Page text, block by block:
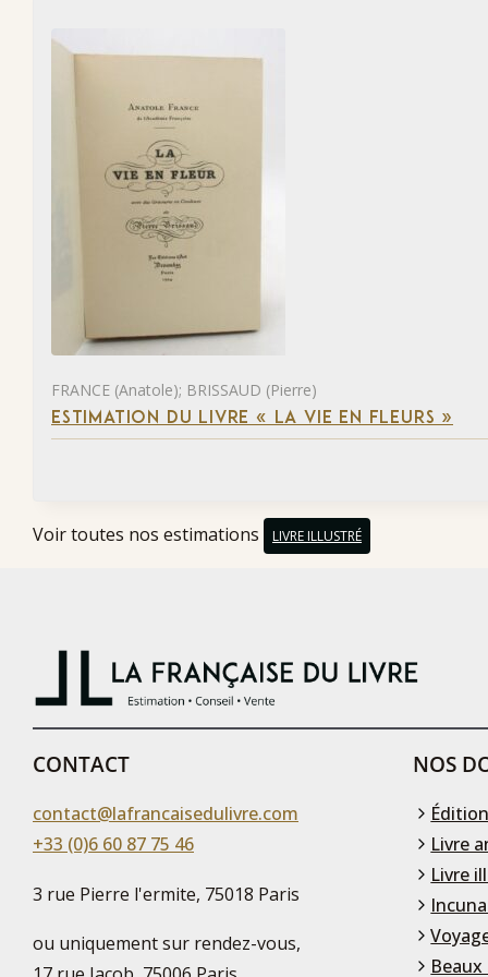
FRANCE (Anatole); BRISSAUD (Pierre)
ESTIMATION DU LIVRE « LA VIE EN FLEURS »
Voir toutes nos estimations LIVRE ILLUSTRÉ
CONTACT
contact@lafrancaisedulivre.com
+33 (0)6 60 87 75 46
3 rue Pierre l'ermite, 75018 Paris
ou uniquement sur rendez-vous,
NOS
Livre
Livre